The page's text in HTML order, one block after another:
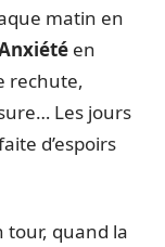
matin en
en
rechute,
Les jours
d’espoirs
tour, quand la